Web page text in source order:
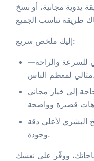
يدوية مجانية، أو نسخ
إليك ملخص سريع:
للسرعة والراحة—
مثالي لمعظم الناس.
إلى خيار مجاني
البشري لأعلى دقة
وجودة.
ووفّر على نفسك